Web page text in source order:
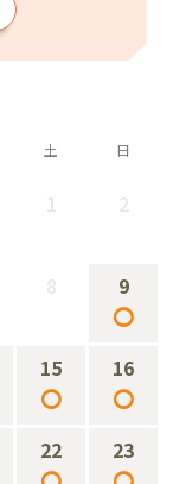
土 日
1 2
8 9
○
15
○
16
○
22 23